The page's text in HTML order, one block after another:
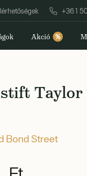
+36 1
Akció %
Bond Street